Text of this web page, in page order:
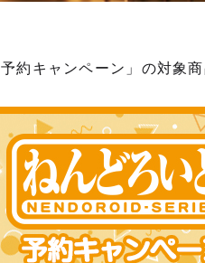
約キャンペーン」の対象